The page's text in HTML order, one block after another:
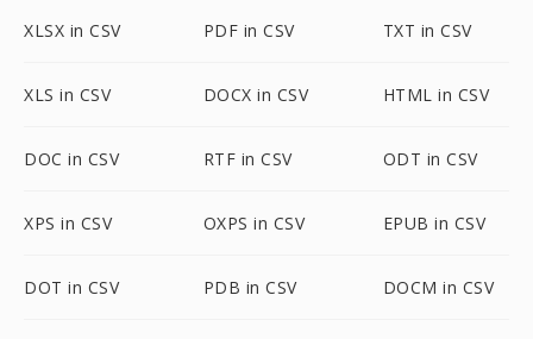
XLSX in CSV PDF in CSV TXT in CSV
XLS in CSV DOCX in CSV HTML in CSV
DOC in CSV RTF in CSV ODT in CSV
XPS in CSV OXPS in CSV EPUB in CSV
DOT in CSV PDB in CSV DOCM in CSV